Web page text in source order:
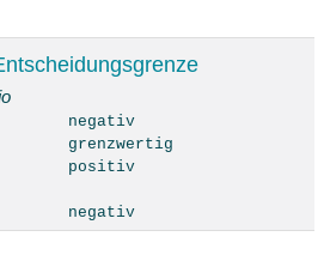
negativ
grenzwertig
positiv
negativ